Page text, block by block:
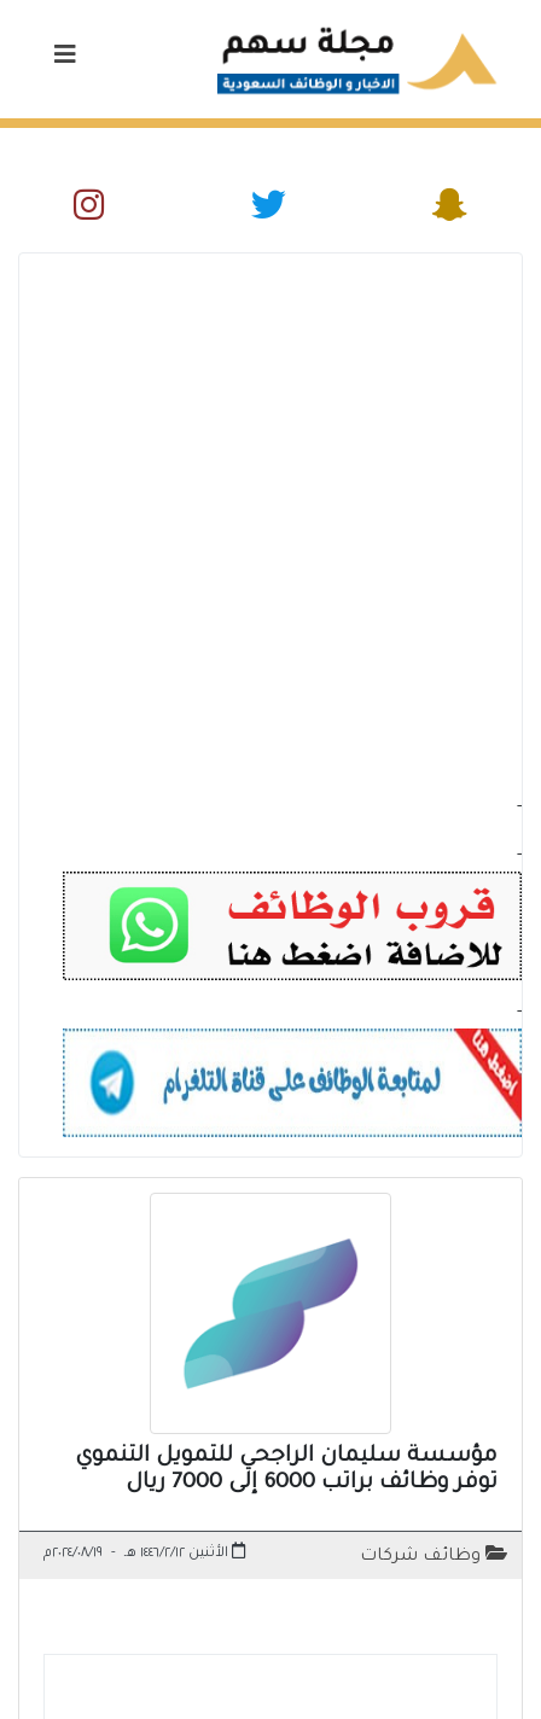
-
-
-
مؤسسة سليمان الراجحي للتمويل التنموي
توفر وظائف براتب 6000 إلى 7000 ريال
وظائف شركات الأثنين ١٤٤٦/٢/١٢ هـ - ٢٠٢٤/٠٨/١٩م